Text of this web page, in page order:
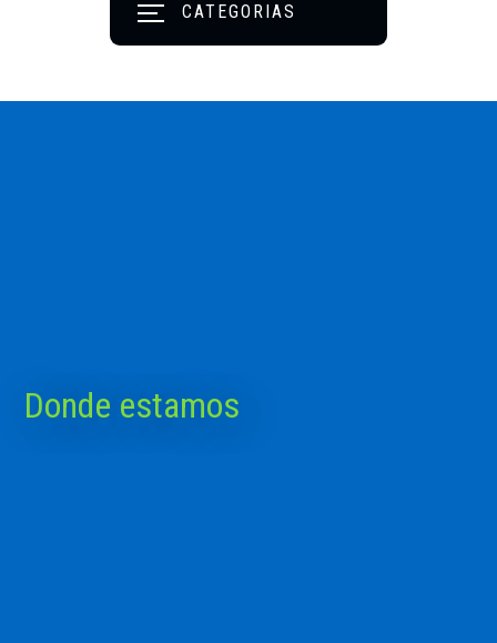
CATEGORIAS
Donde estamos